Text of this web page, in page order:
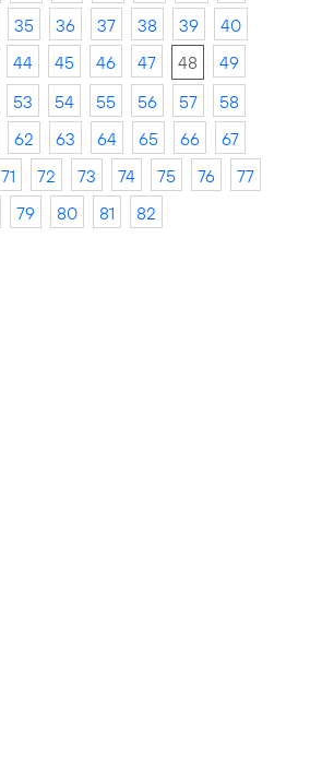
35 36 37 38 39
40
44 45 46 47 48
49
53 54 55 56 57
58
62 63 64 65 66
67
71 72 73 74 75 76
77
79 80 81 82